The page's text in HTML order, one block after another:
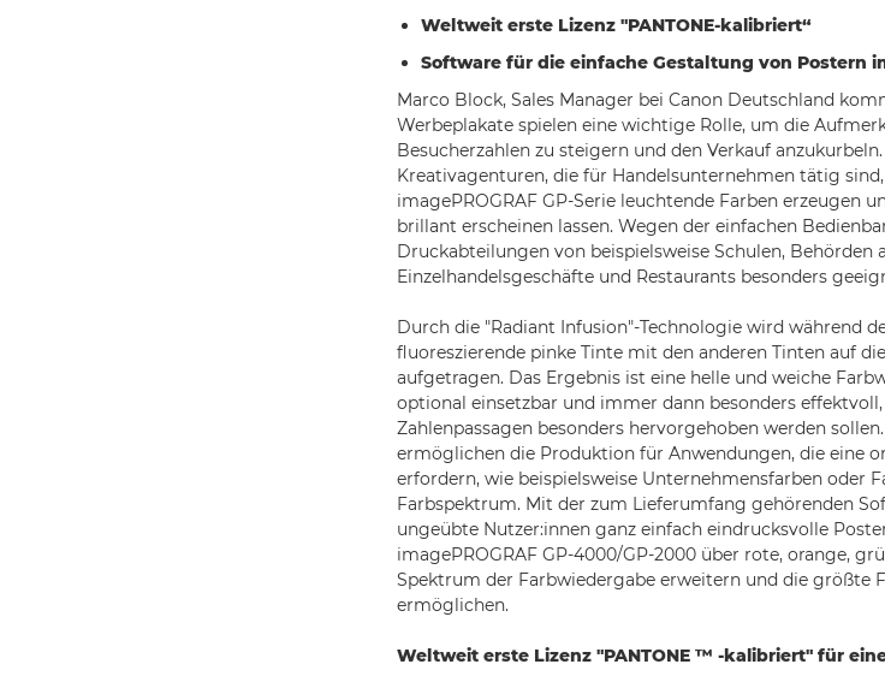
Weltweit erste Lizenz "PANTONE-kalibriert“
Software für die einfache Gestaltung von Postern
Marco Block, Sales Manager bei Canon Deutschland
Werbeplakate spielen eine wichtige Rolle, um die
Besucherzahlen zu steigern und den Verkauf
Kreativagenturen, die für Handelsunternehmen tätig
imagePROGRAF GP-Serie leuchtende Farben erzeugen
brillant erscheinen lassen. Wegen der einfachen
Druckabteilungen von beispielsweise Schulen, Behörden
Einzelhandelsgeschäfte und Restaurants besonders
Durch die "Radiant Infusion"-Technologie wird während
fluoreszierende pinke Tinte mit den anderen Tinten auf
aufgetragen. Das Ergebnis ist eine helle und weiche
optional einsetzbar und immer dann besonders effektvoll,
Zahlenpassagen besonders hervorgehoben werden
ermöglichen die Produktion für Anwendungen, die eine
erfordern, wie beispielsweise Unternehmensfarben oder
Farbspektrum. Mit der zum Lieferumfang gehörenden
ungeübte Nutzer:innen ganz einfach eindrucksvolle
imagePROGRAF GP-4000/GP-2000 über rote, orange,
Spektrum der Farbwiedergabe erweitern und die größte
ermöglichen.
Weltweit erste Lizenz "PANTONE ™ -kalibriert" für